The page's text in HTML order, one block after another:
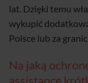
lat. Dzięki temu
wykupić
Polsce lub za
Na jaką
assistance